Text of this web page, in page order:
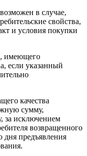
в случае,
свойства,
и условия покупки
имеющего
если указанный
качества
сумму,
за исключением
возвращенного
дня предъявления